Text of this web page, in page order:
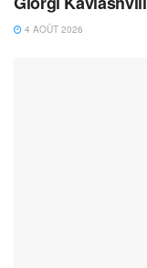
4 AOÛT 2026